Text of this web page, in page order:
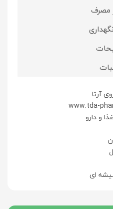
مصرف
آرتا
www.tda-
و دارو
ای